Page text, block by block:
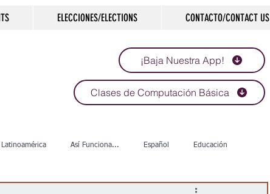
ELECCIONES/ELECTIONS CONTACTO/CONTACT US
¡Baja Nuestra App!
Clases de Computación Básica
Latinoamérica Así Funciona... Español Educación